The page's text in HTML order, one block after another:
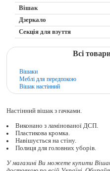
Вішак
Дзеркало
Секція для взуття
Всі
Вішаки
Меблі для передпокою
Вішак настінний
Настінний вішак з гачками.
Виконано з ламінованої ДСП.
Пластикова кромка.
Навішується на стіну.
Полиця для головних уборів.
У магазині Ви можете купити